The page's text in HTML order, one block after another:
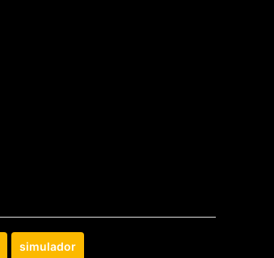
simulador